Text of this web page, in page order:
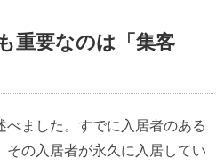
重要なのは「集客
ました。すでに入居者のある
その入居者が永久に入居してい